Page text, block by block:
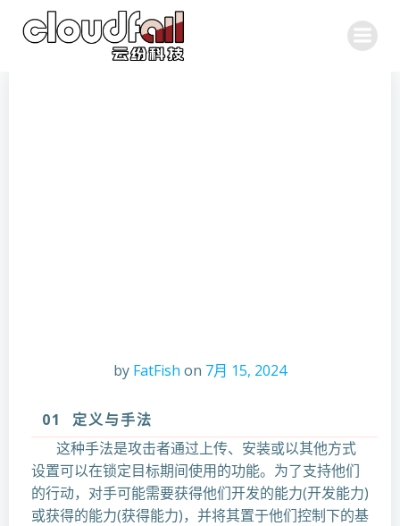
by FatFish on 7月 15, 2024
01 定义与手法
这种手法是攻击者通过上传、安装或以其他方式
设置可以在锁定目标期间使用的功能。为了支持他们
的行动，对手可能需要获得他们开发的能力(开发能力)
或获得的能力(获得能力)，并将其置于他们控制下的基